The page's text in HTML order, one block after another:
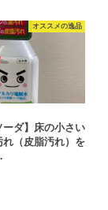
オススメの逸品
ーダ】床の小さい
（皮脂汚れ）を